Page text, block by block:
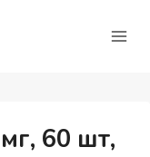
60 шт,